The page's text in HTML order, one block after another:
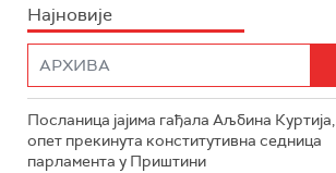
Најновије
Посланица јајима гађала Аљбина Куртија,
опет прекинута конститутивна седница
парламента у Приштини